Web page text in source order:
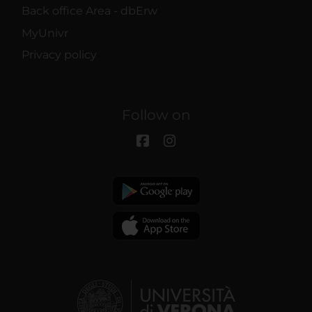
Back office Area - dbErw
MyUnivr
Privacy policy
Follow on